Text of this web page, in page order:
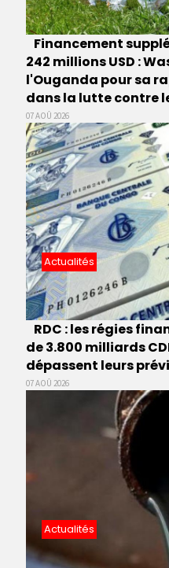
Financement
242 millions USD :
l'Ouganda pour sa
dans la lutte contre
07 AOÛ 2026
Actualités
RDC : les régies
de 3.800 milliards
dépassent leurs
07 AOÛ 2026
Actualités